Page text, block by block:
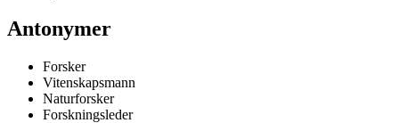
Antonymer
Forsker
Vitenskapsmann
Naturforsker
Forskningsleder